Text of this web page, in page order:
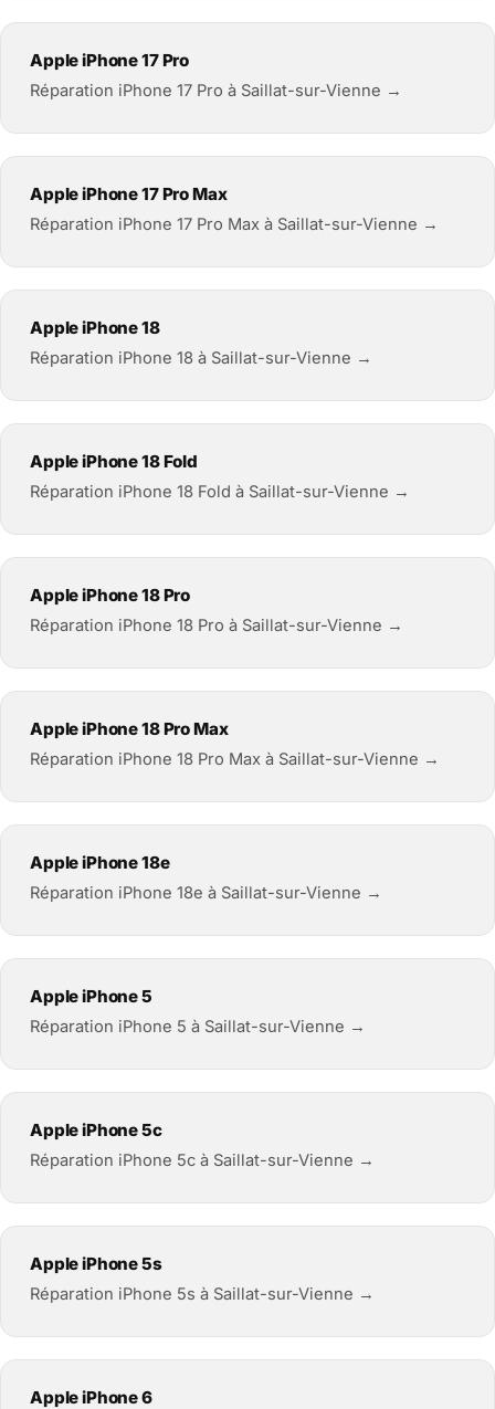
Apple iPhone 17 Pro
Réparation iPhone 17 Pro à Saillat-sur-Vienne →
Apple iPhone 17 Pro Max
Réparation iPhone 17 Pro Max à Saillat-sur-Vienne →
Apple iPhone 18
Réparation iPhone 18 à Saillat-sur-Vienne →
Apple iPhone 18 Fold
Réparation iPhone 18 Fold à Saillat-sur-Vienne →
Apple iPhone 18 Pro
Réparation iPhone 18 Pro à Saillat-sur-Vienne →
Apple iPhone 18 Pro Max
Réparation iPhone 18 Pro Max à Saillat-sur-Vienne →
Apple iPhone 18e
Réparation iPhone 18e à Saillat-sur-Vienne →
Apple iPhone 5
Réparation iPhone 5 à Saillat-sur-Vienne →
Apple iPhone 5c
Réparation iPhone 5c à Saillat-sur-Vienne →
Apple iPhone 5s
Réparation iPhone 5s à Saillat-sur-Vienne →
Apple iPhone 6